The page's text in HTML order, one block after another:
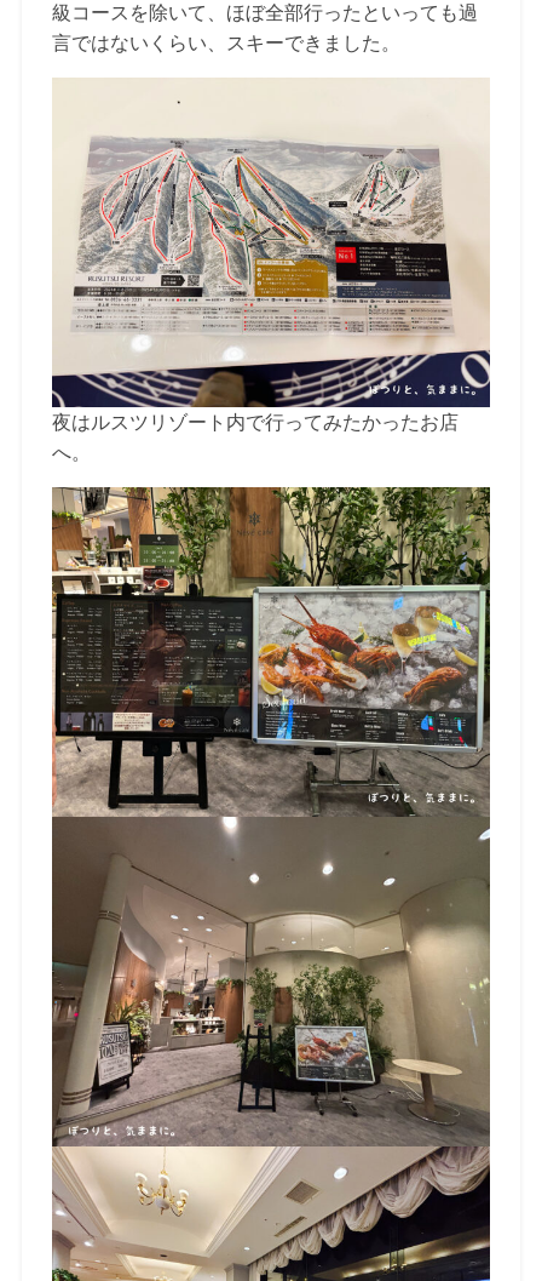
級コースを除いて、ほぼ全部行ったといっても過
言ではないくらい、スキーできました。
夜はルスツリゾート内で行ってみたかったお店
へ。